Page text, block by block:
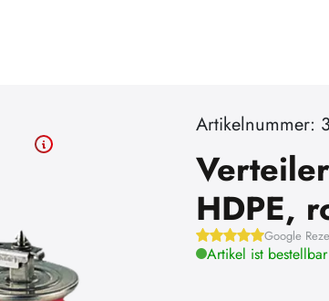
Artikelnummer:
HDPE,
Google
Artikel ist bestellbar